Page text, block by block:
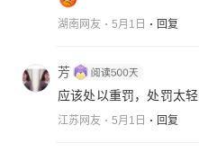
湖南网友 5月1日 回复
芳
应该处以重罚，处罚太轻
江苏网友 5月1日 回复